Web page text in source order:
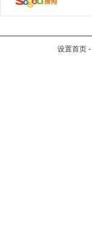
设置首页 -